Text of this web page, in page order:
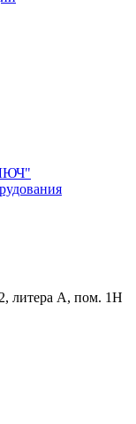
литера А, пом. 1Н